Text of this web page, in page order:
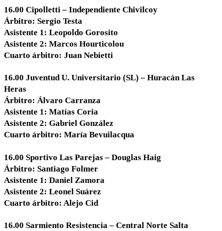
16.00 Cipolletti – Independiente Chivilcoy
Árbitro: Sergio Testa
Asistente 1: Leopoldo Gorosito
Asistente 2: Marcos Hourticolou
Cuarto árbitro: Juan Nebietti
16.00 Juventud U. Universitario (SL) – Huracán Las
Heras
Árbitro: Álvaro Carranza
Asistente 1: Matías Coria
Asistente 2: Gabriel González
Cuarto árbitro: María Bevuilacqua
16.00 Sportivo Las Parejas – Douglas Haig
Árbitro: Santiago Folmer
Asistente 1: Daniel Zamora
Asistente 2: Leonel Suárez
Cuarto árbitro: Alejo Cid
16.00 Sarmiento Resistencia – Central Norte Salta